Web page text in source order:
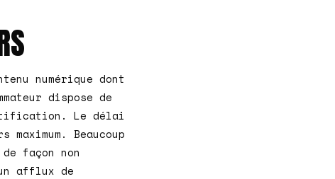
numérique dont
dispose de
Le délai
Beaucoup
façon non
afflux de